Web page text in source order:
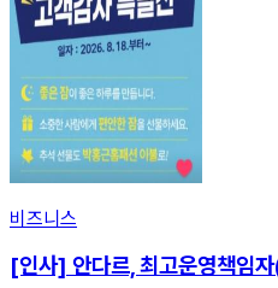
비즈니스
[인사] 안다르, 최고운영책임